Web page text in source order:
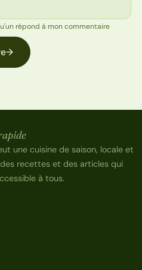
répond à mon commentaire
→
une cuisine de saison, locale et
recettes et des articles qui
à tous.